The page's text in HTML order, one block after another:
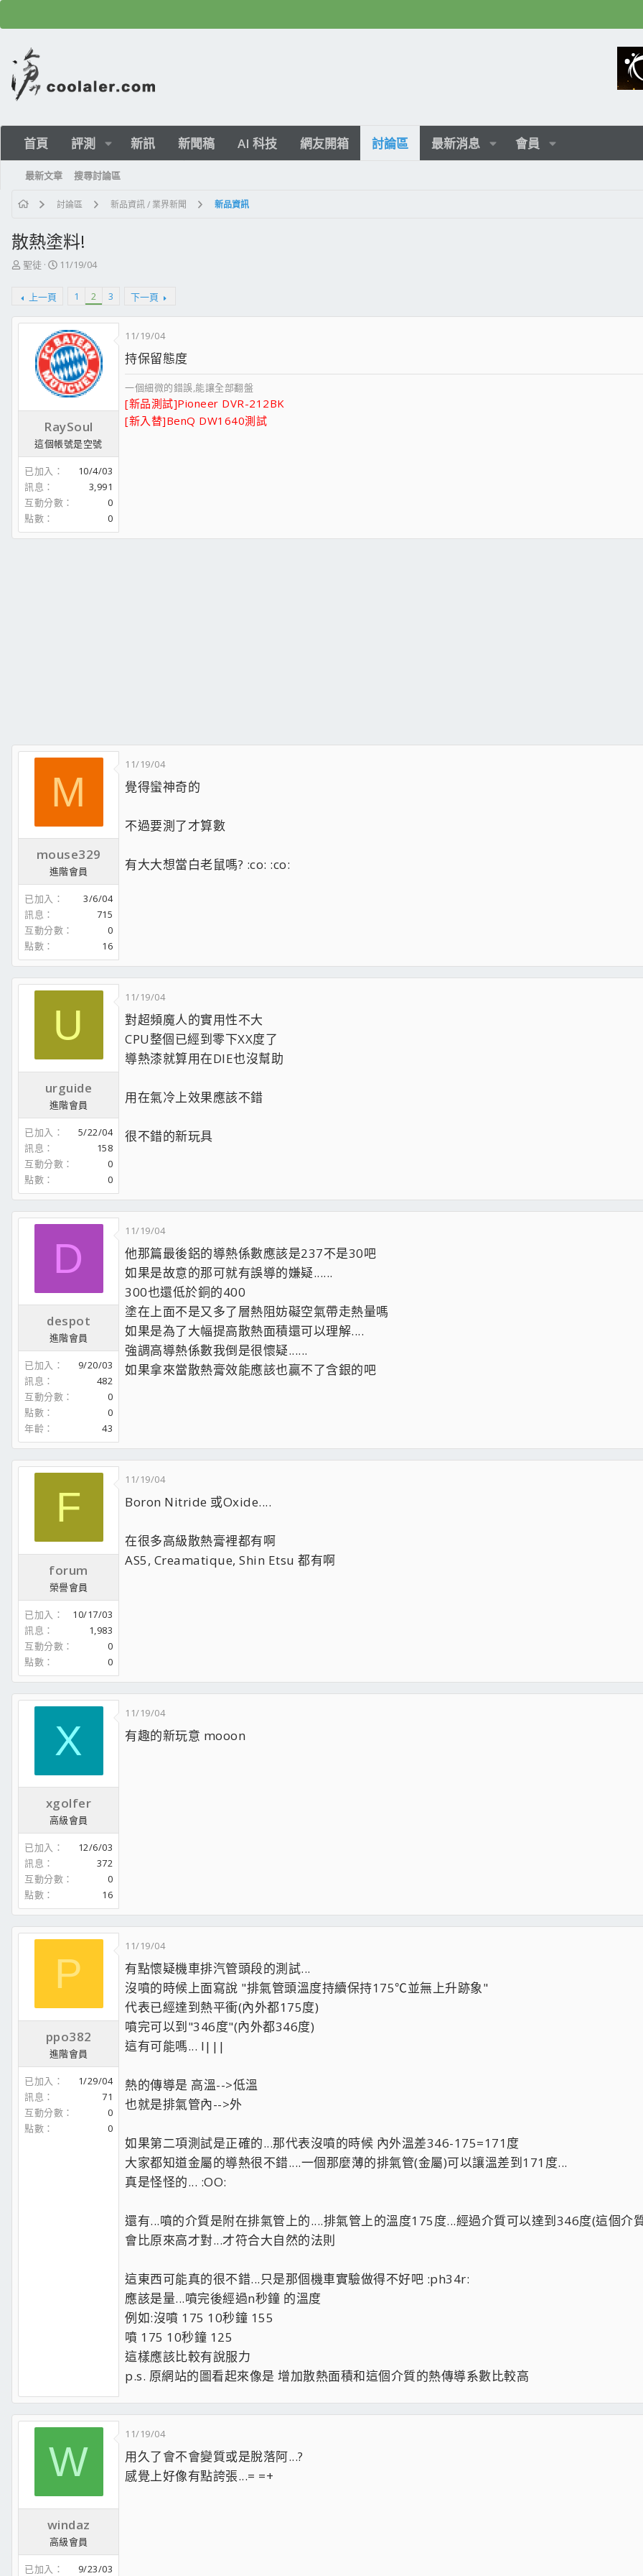
首頁 評測 新訊 新聞稿 AI 科技 網友開箱 討論區 最新消息 會員
最新文章 搜尋討論區
討論區 新品資訊 / 業界新聞 新品資訊
散熱塗料!
主
人
聖徒
開
11/19/04
上一頁 1 2 3 下一頁
RaySoul
這個帳號是空號
已加入
10/4/03
訊息
3,991
互動分數
0
點數
0
11/19/04
持保留態度
一個細微的錯誤,能讓全部翻盤
[新品測試]Pioneer DVR-212BK
[新入替]BenQ DW1640測試
M
mouse329
進階會員
已加入
3/6/04
訊息
715
互動分數
0
點數
16
11/19/04
覺得蠻神奇的
不過要測了才算數
有大大想當白老鼠嗎? :co: :co:
U
urguide
進階會員
已加入
5/22/04
訊息
158
互動分數
0
點數
0
11/19/04
對超頻魔人的實用性不大
CPU整個已經到零下XX度了
導熱漆就算用在DIE也沒幫助
用在氣冷上效果應該不錯
很不錯的新玩具
D
despot
進階會員
已加入
9/20/03
訊息
482
互動分數
0
點數
0
年齡
43
11/19/04
他那篇最後鋁的導熱係數應該是237不是30吧
如果是故意的那可就有誤導的嫌疑......
300也還低於銅的400
塗在上面不是又多了層熱阻妨礙空氣帶走熱量嗎
如果是為了大幅提高散熱面積還可以理解....
強調高導熱係數我倒是很懷疑......
如果拿來當散熱膏效能應該也贏不了含銀的吧
F
forum
榮譽會員
已加入
10/17/03
訊息
1,983
互動分數
0
點數
0
11/19/04
Boron Nitride 或Oxide....
在很多高級散熱膏裡都有啊
AS5, Creamatique, Shin Etsu 都有啊
X
xgolfer
高級會員
已加入
12/6/03
訊息
372
互動分數
0
點數
16
11/19/04
有趣的新玩意 mooon
P
ppo382
進階會員
已加入
1/29/04
訊息
71
互動分數
0
點數
0
11/19/04
有點懷疑機車排汽管頭段的測試...
沒噴的時候上面寫說 "排氣管頭溫度持續保持175℃並無上升跡象"
代表已經達到熱平衝(內外都175度)
噴完可以到"346度"(內外都346度)
這有可能嗎... l|||
熱的傳導是 高溫-->低溫
也就是排氣管內-->外
如果第二項測試是正確的...那代表沒噴的時候 內外溫差346-175=171度
大家都知道金屬的導熱很不錯....一個那麼薄的排氣管(金屬)可以讓溫差到171度...
真是怪怪的... :OO:
還有...噴的介質是附在排氣管上的....排氣管上的溫度175度...經過介質可以達到346度(這個介
會比原來高才對...才符合大自然的法則
這東西可能真的很不錯...只是那個機車實驗做得不好吧 :ph34r:
應該是量...噴完後經過n秒鐘 的溫度
例如:沒噴 175 10秒鐘 155
噴 175 10秒鐘 125
這樣應該比較有說服力
p.s. 原網站的圖看起來像是 增加散熱面積和這個介質的熱傳導系數比較高
W
windaz
高級會員
已加入 9/23/03
11/19/04
用久了會不會變質或是脫落阿...?
感覺上好像有點誇張...= =+